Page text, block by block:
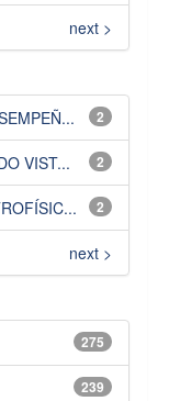
next >
2
2
VIST...
2
next >
275
239